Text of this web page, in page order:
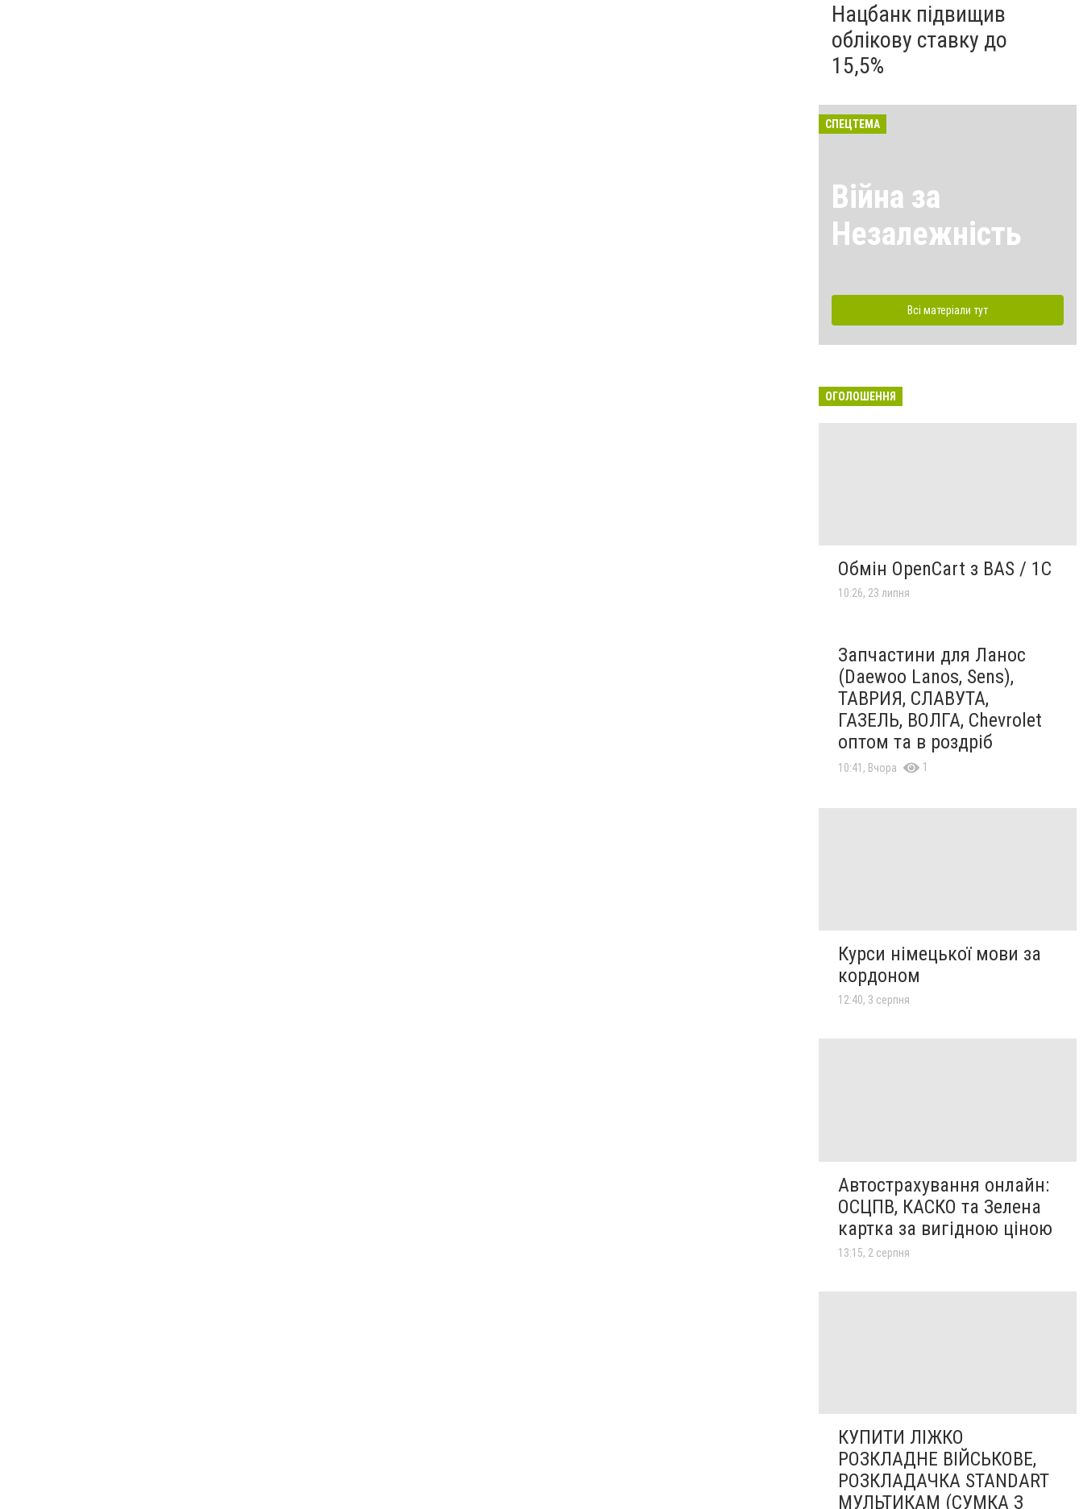
Нацбанк підвищив
облікову ставку до
15,5%
СПЕЦТЕМА
Війна за
Незалежність
Всі матеріали тут
ОГОЛОШЕННЯ
Обмін OpenCart з BAS / 1C
10:26, 23 липня
Запчастини для Ланос
(Daewoo Lanos, Sens),
ТАВРИЯ, СЛАВУТА,
ГАЗЕЛЬ, ВОЛГА, Chevrolet
оптом та в роздріб
10:41, Вчора 1
Курси німецької мови за
кордоном
12:40, 3 серпня
Автострахування онлайн:
ОСЦПВ, КАСКО та Зелена
картка за вигідною ціною
13:15, 2 серпня
КУПИТИ ЛІЖКО
РОЗКЛАДНЕ ВІЙСЬКОВЕ,
РОЗКЛАДАЧКА STANDART
МУЛЬТИКАМ (СУМКА З